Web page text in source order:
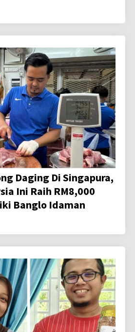
Daging Di Singapura,
Ini Raih RM8,000
Banglo Idaman